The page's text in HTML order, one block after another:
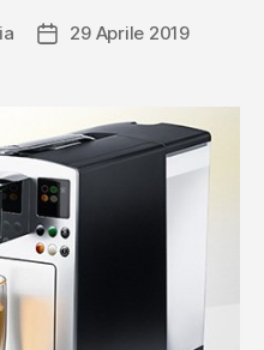
Data29 Aprile 2019